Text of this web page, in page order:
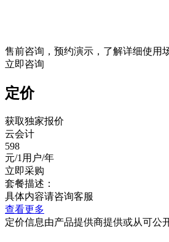
售前咨询，预约演示，了解详细使用
立即咨询
定价
获取独家报价
云会计
598
元/1用户/年
立即采购
套餐描述：
具体内容请咨询客服
查看更多
定价信息由产品提供商提供或从可公